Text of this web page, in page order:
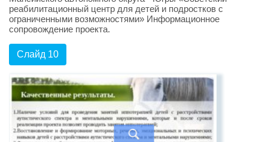
реабилитационный центр для детей и подростков с
ограниченными возможностями» Информационное
сопровождение проекта.
Слайд 10